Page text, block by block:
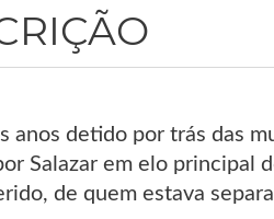
anos detido por trás das
Salazar em elo principal
de quem estava